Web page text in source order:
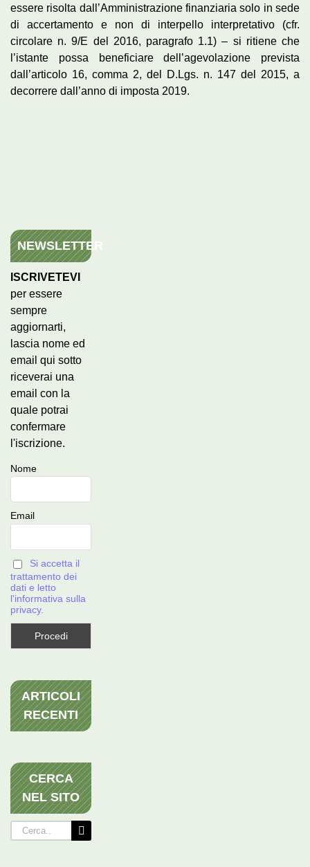
essere risolta dall’Amministrazione finanziaria solo in sede
di accertamento e non di interpello interpretativo (cfr.
circolare n. 9/E del 2016, paragrafo 1.1) – si ritiene che
l’istante possa beneficiare dell’agevolazione prevista
dall’articolo 16, comma 2, del D.Lgs. n. 147 del 2015, a
decorrere dall’anno di imposta 2019.
NEWSLETTER
ISCRIVETEVI
per essere
sempre
aggiornarti,
lascia nome ed
email qui sotto
riceverai una
email con la
quale potrai
confermare
l'iscrizione.
Nome
Email
Si accetta il
trattamento dei
dati e letto
l'informativa sulla
privacy.
ARTICOLI
RECENTI
CERCA
NEL SITO
Cerca
per: